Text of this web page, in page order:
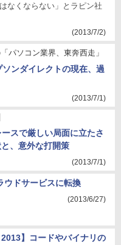
なくならない」とラピン社
(2013/7/2)
パソコン業界、東奔西走」
ンダイレクトの現在、過
(2013/7/1)
スで厳しい局面に立たさ
、意外な打開策
(2013/7/1)
ウドサービスに転換
(2013/6/27)
】コードやバイナリの